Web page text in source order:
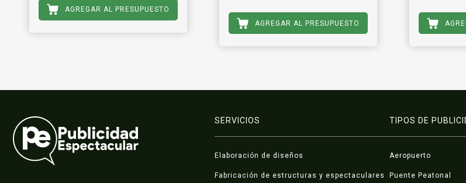
AGREGAR AL PRESUPUESTO
AGREGAR AL PRESUPUESTO
SERVICIOS
Elaboración de diseños
Fabricación de estructuras y espectaculares
TIPOS DE
Aeropuerto
Puente Peatonal